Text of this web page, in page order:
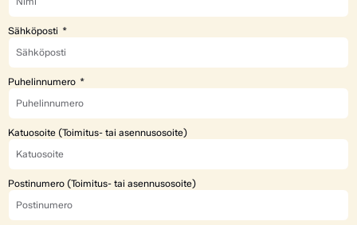
Sähköposti
Puhelinnumero
Katuosoite (Toimitus- tai asennusosoite)
Postinumero (Toimitus- tai asennusosoite)